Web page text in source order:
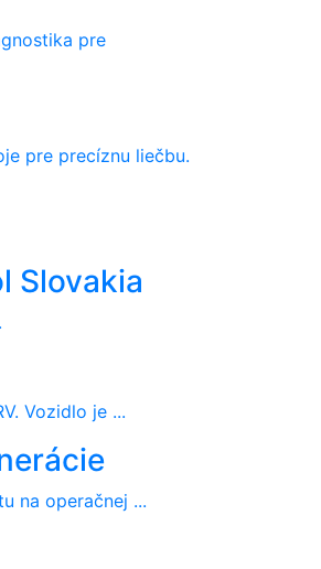
pre
pre precíznu liečbu.
Slovakia
Vozidlo je ...
na operačnej ...